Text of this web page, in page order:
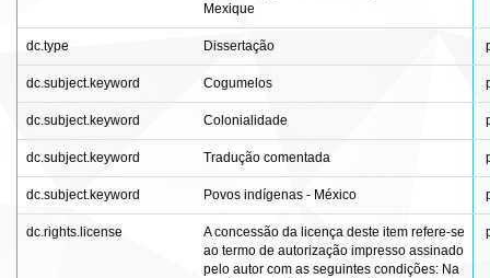
Mexique
dc.type Dissertação
dc.subject.keyword Cogumelos
dc.subject.keyword Colonialidade
dc.subject.keyword Tradução comentada
dc.subject.keyword Povos indígenas - México
dc.rights.license
A concessão da licença deste item refere-se
ao termo de autorização impresso assinado
pelo autor com as seguintes condições: Na